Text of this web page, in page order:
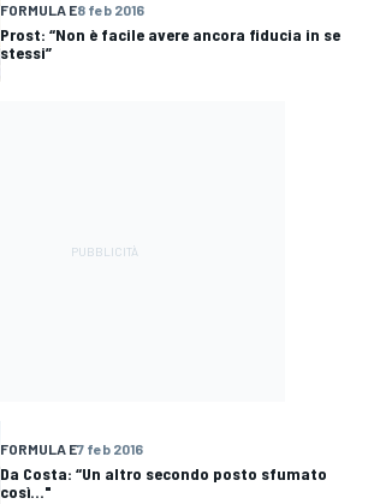
FORMULA E8 feb 2016
Prost: “Non è facile avere ancora fiducia in se
stessi”
FORMULA E7 feb 2016
Da Costa: “Un altro secondo posto sfumato
così..."